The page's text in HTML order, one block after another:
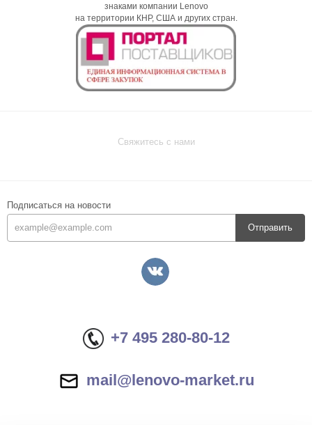
знаками компании Lenovo
на территории КНР, США и других стран.
Свяжитесь с нами
Подписаться на новости
Отправить
+7 495 280-80-12
mail@lenovo-market.ru